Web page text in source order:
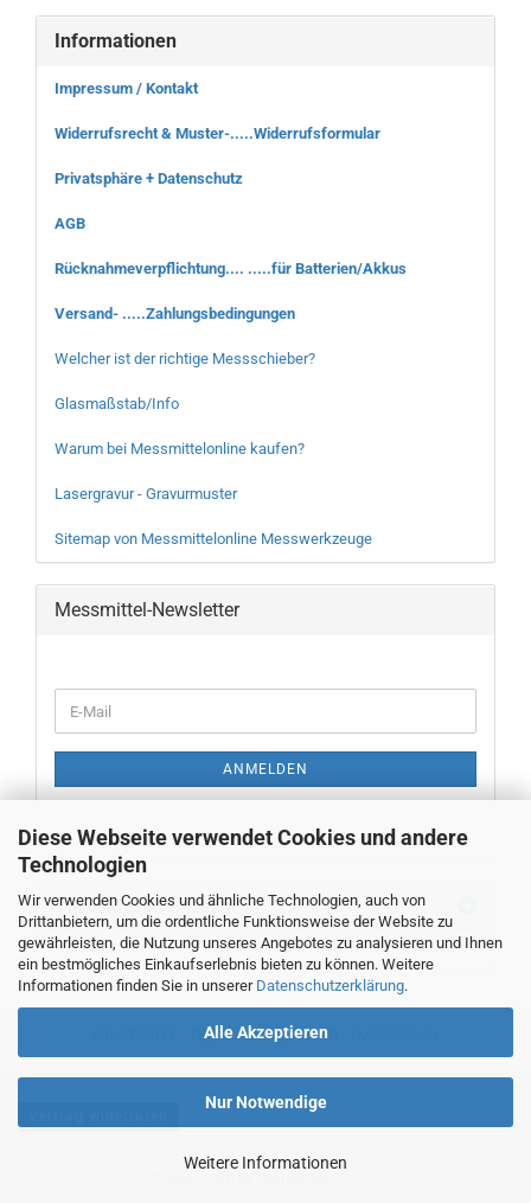
Diese Webseite verwendet Cookies und andere
Technologien
Wir verwenden Cookies und ähnliche Technologien, auch von
Drittanbietern, um die ordentliche Funktionsweise der Website zu
gewährleisten, die Nutzung unseres Angebotes zu analysieren und Ihnen
ein bestmögliches Einkaufserlebnis bieten zu können. Weitere
Informationen finden Sie in unserer Datenschutzerklärung.
Alle Akzeptieren
Nur Notwendige
Weitere Informationen
Informationen
Impressum / Kontakt
Widerrufsrecht & Muster-.....Widerrufsformular
Privatsphäre + Datenschutz
AGB
Rücknahmeverpflichtung.... .....für Batterien/Akkus
Versand- .....Zahlungsbedingungen
Welcher ist der richtige Messschieber?
Glasmaßstab/Info
Warum bei Messmittelonline kaufen?
Lasergravur - Gravurmuster
Sitemap von Messmittelonline Messwerkzeuge
Messmittel-Newsletter
ZUR
E-
Mail
ANMELDEN
Neue Messwerkzeuge
TEL. 00493382707470